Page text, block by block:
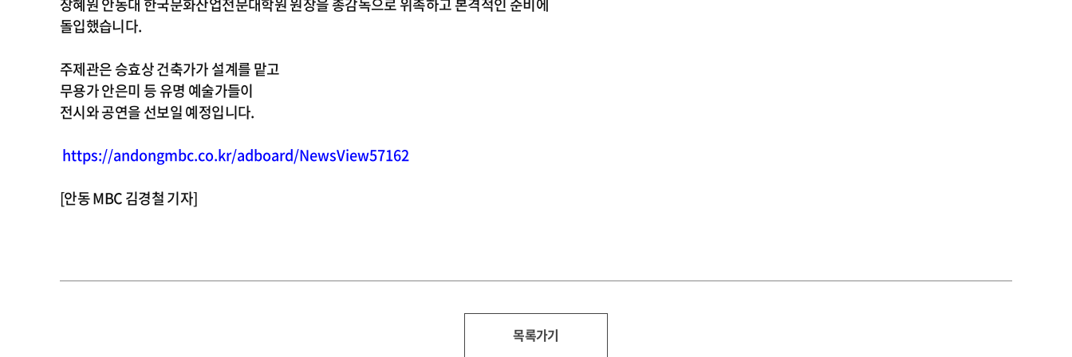
장혜원 안동대 한국문화산업전문대학원 원장을 총감독으로 위촉하고 본격적인 준비에
돌입했습니다.
주제관은 승효상 건축가가 설계를 맡고
무용가 안은미 등 유명 예술가들이
전시와 공연을 선보일 예정입니다.
https://andongmbc.co.kr/adboard/NewsView57162
[안동 MBC 김경철 기자]
목록가기